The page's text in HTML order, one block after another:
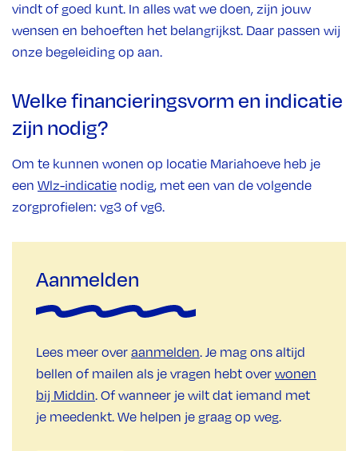
vindt of goed kunt. In alles wat we doen, zijn jouw
wensen en behoeften het belangrijkst. Daar passen wij
onze begeleiding op aan.
Welke financieringsvorm en indicatie
zijn nodig?
Om te kunnen wonen op locatie Mariahoeve heb je
een Wlz-indicatie nodig, met een van de volgende
zorgprofielen: vg3 of vg6.
Aanmelden
Lees meer over aanmelden. Je mag ons altijd
bellen of mailen als je vragen hebt over wonen
bij Middin. Of wanneer je wilt dat iemand met
je meedenkt. We helpen je graag op weg.